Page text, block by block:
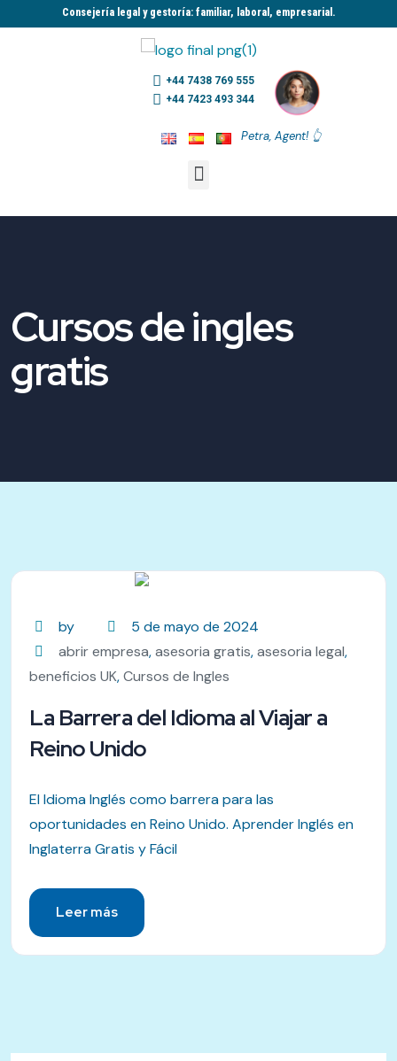
Consejería legal y gestoría: familiar, laboral, empresarial.​
+44 7438 769 555
+44 7423 493 344
Petra, Agent! 👆
Cursos de ingles
gratis
by
5 de mayo de 2024
abrir empresa,asesoria gratis,asesoria legal,
beneficios UK,Cursos de Ingles
La Barrera del Idioma al Viajar a
Reino Unido
El Idioma Inglés como barrera para las
oportunidades en Reino Unido. Aprender Inglés en
Inglaterra Gratis y Fácil
Leer más